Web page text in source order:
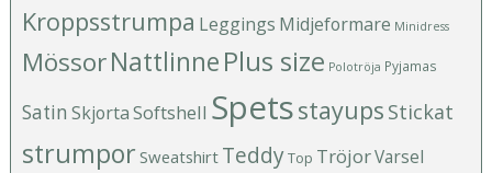
Kroppsstrumpa Leggings Midjeformare Minidress
MössorNattlinnePlus size Polotröja Pyjamas
Satin SkjortaSoftshell Spetsstayups Stickat
strumporSweatshirt TeddyTop TröjorVarsel